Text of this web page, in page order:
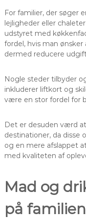
For familier, der søger
lejligheder eller
udstyret med
fordel, hvis man
dermed reducere
Nogle steder tilbyder
inkluderer liftkort og
være en stor fordel for
Det er desuden værd
destinationer, da disse
og en mere afslappet
med kvaliteten af
Mad og
på